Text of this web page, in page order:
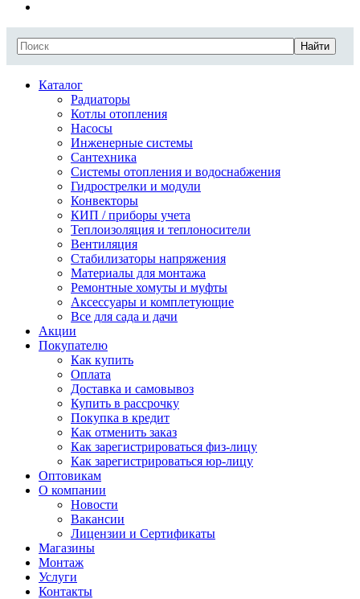
Найти
Каталог
Радиаторы
Котлы отопления
Насосы
Инженерные системы
Сантехника
Системы отопления и водоснабжения
Гидрострелки и модули
Конвекторы
КИП / приборы учета
Теплоизоляция и теплоносители
Вентиляция
Стабилизаторы напряжения
Материалы для монтажа
Ремонтные хомуты и муфты
Аксессуары и комплетующие
Все для сада и дачи
Акции
Покупателю
Как купить
Оплата
Доставка и самовывоз
Купить в рассрочку
Покупка в кредит
Как отменить заказ
Как зарегистрироваться физ-лицу
Как зарегистрироваться юр-лицу
Оптовикам
О компании
Новости
Вакансии
Лицензии и Сертификаты
Магазины
Монтаж
Услуги
Контакты